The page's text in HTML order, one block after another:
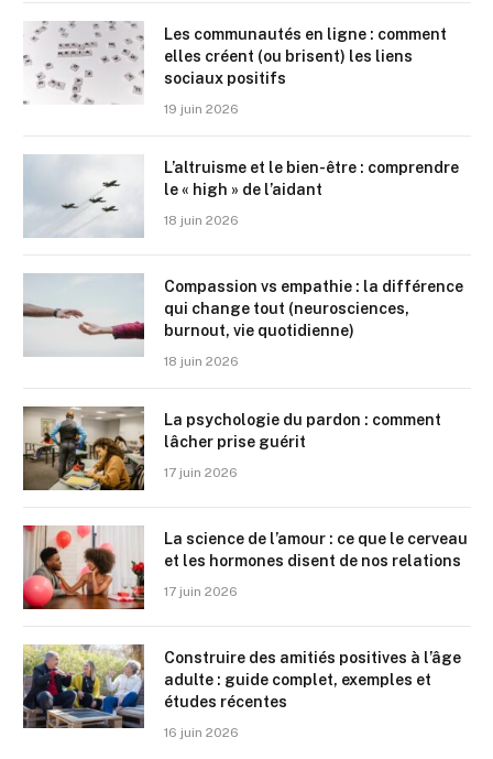
Les communautés en ligne : comment
elles créent (ou brisent) les liens
sociaux positifs
19 juin 2026
L’altruisme et le bien-être : comprendre
le « high » de l’aidant
18 juin 2026
Compassion vs empathie : la différence
qui change tout (neurosciences,
burnout, vie quotidienne)
18 juin 2026
La psychologie du pardon : comment
lâcher prise guérit
17 juin 2026
La science de l’amour : ce que le cerveau
et les hormones disent de nos relations
17 juin 2026
Construire des amitiés positives à l’âge
adulte : guide complet, exemples et
études récentes
16 juin 2026